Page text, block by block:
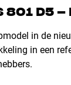
D5 –
in de
in een